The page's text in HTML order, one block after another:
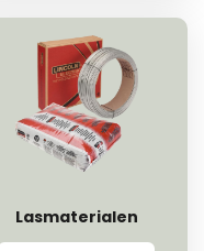
Lasmaterialen